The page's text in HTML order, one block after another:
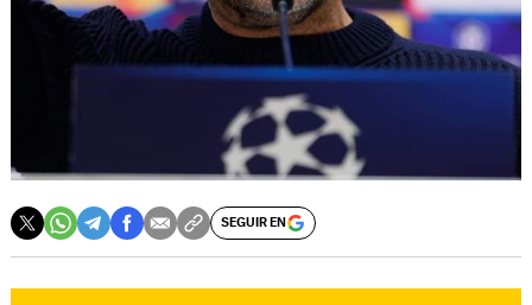
SEGUIR EN